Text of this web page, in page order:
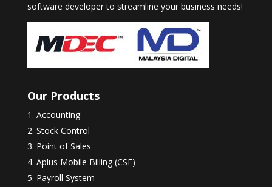
software developer to streamline your business needs!
Our Products
Accounting
Stock Control
Point of Sales
Aplus Mobile Billing (CSF)
Payroll System